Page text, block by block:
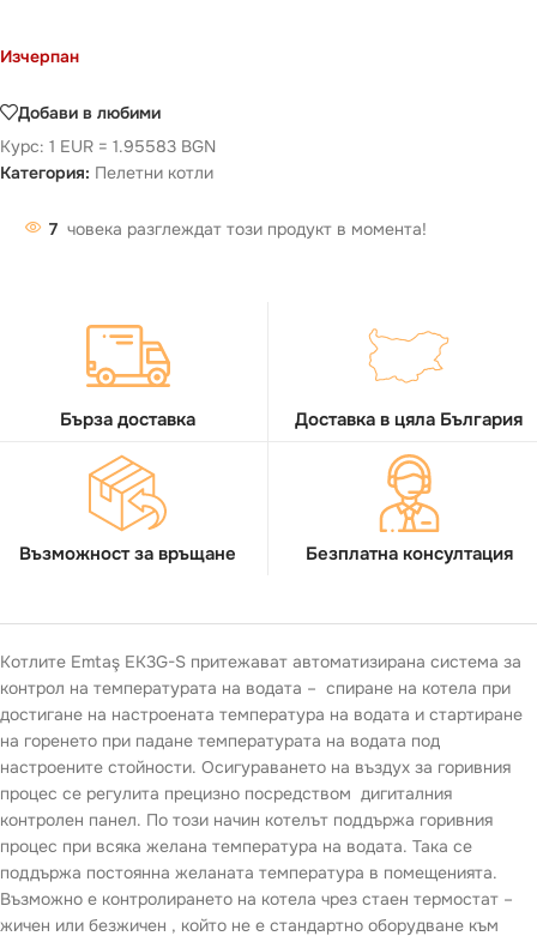
Изчерпан
Добави в любими
Курс: 1 EUR = 1.95583 BGN
Категория: Пелетни котли
7 човека разглеждат този продукт в момента!
Бърза доставка Доставка в цяла България
Възможност за връщане Безплатна консултация
Котлите Emtaş EK3G-S притежават автоматизирана система за
контрол на температурата на водата – спиране на котела при
достигане на настроената температура на водата и стартиране
на горенето при падане температурата на водата под
настроените стойности. Осигураването на въздух за горивния
процес се регулита прецизно посредством дигиталния
контролен панел. По този начин котелът поддържа горивния
процес при всяка желана температура на водата. Така се
поддържа постоянна желаната температура в помещенията.
Възможно е контролирането на котела чрез стаен термостат –
жичен или безжичен , който не е стандартно оборудване към